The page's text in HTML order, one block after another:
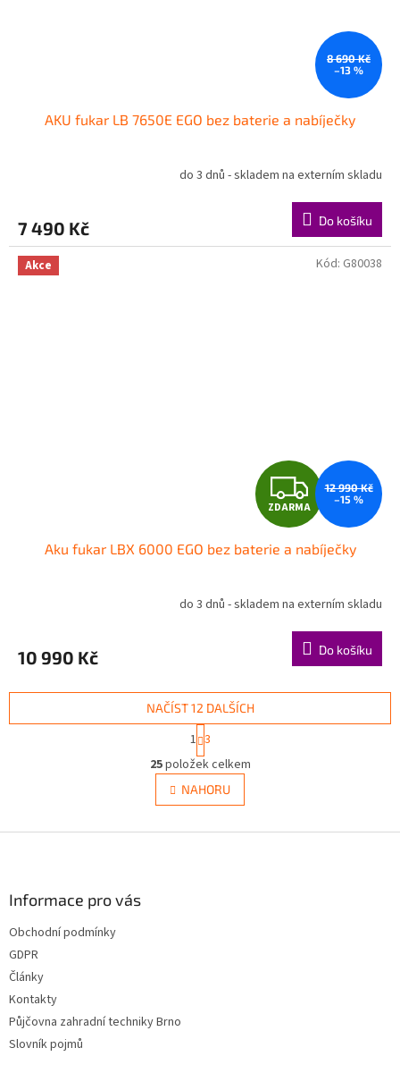
8 690 Kč
–13 %
AKU fukar LB 7650E EGO bez baterie a nabíječky
do 3 dnů - skladem na externím skladu
7 490 Kč Do košíku
Akce
Z
D
A
R
M
A
ZDARMA
12 990 Kč
–15 %
Aku fukar LBX 6000 EGO bez baterie a nabíječky
do 3 dnů - skladem na externím skladu
10 990 Kč Do košíku
Kód: G80038
O
v
l
á
NAČÍST 12 DALŠÍCH
S
t
r
á
n
k
v
1 3
25položek celkem
NAHORU
Informace pro vás
Obchodní podmínky
GDPR
Články
Kontakty
Půjčovna zahradní techniky Brno
Slovník pojmů